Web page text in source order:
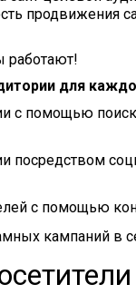
продвижения
работают!
для
с помощью
посредством
с помощью
кампаний в